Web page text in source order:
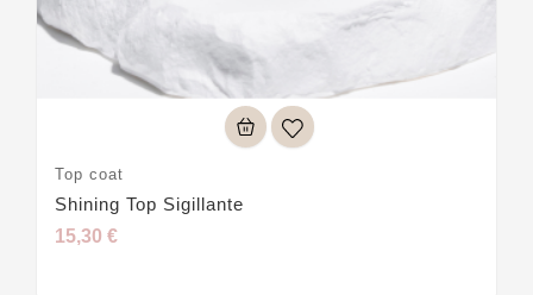
Top coat
Shining Top Sigillante
15,30 €